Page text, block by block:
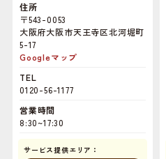
住所
〒543-0053
大阪府大阪市天王寺区北河堀町
5-17
Googleマップ
TEL
0120-56-1177
営業時間
8:30~17:30
サービス提供エリア：